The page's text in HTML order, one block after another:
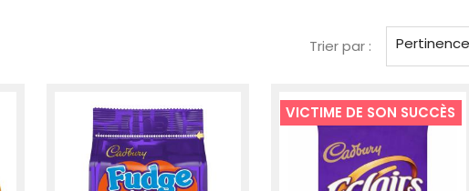
Trier par : Pertinence
VICTIME DE SON SUCCÈS